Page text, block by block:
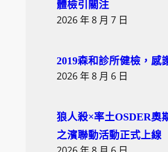
體檢引關注
2026 年 8 月 7 日
2019森和診所健檢，
2026 年 8 月 6 日
狼人殺×率土OSDER奧
之濱聯動活動正式上線